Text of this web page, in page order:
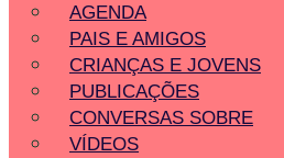
AGENDA
PAIS E AMIGOS
CRIANÇAS E JOVENS
PUBLICAÇÕES
CONVERSAS SOBRE
VÍDEOS